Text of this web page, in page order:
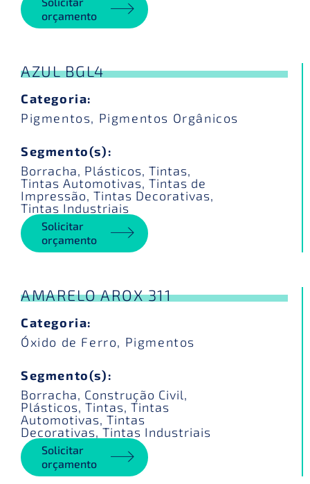
orçamento
AZUL BGL4
Categoria:
Pigmentos, Pigmentos Orgânicos
Segmento(s):
Borracha, Plásticos, Tintas,
Tintas Automotivas, Tintas de
Impressão, Tintas Decorativas,
Tintas Industriais
Solicitar
orçamento
AMARELO AROX 311
Categoria:
Óxido de Ferro, Pigmentos
Segmento(s):
Borracha, Construção Civil,
Plásticos, Tintas, Tintas
Automotivas, Tintas
Decorativas, Tintas Industriais
Solicitar
orçamento